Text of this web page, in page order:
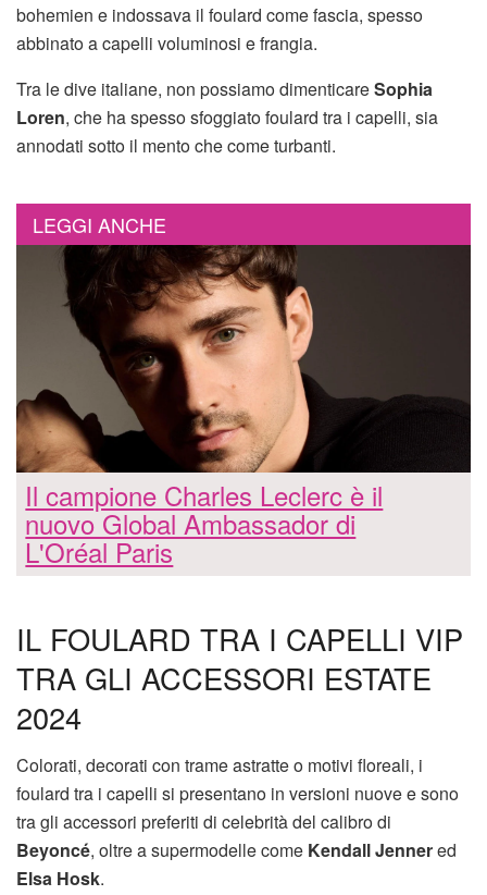
bohemien e indossava il foulard come fascia, spesso
abbinato a capelli voluminosi e frangia.
Tra le dive italiane, non possiamo dimenticareSophia
Loren, che ha spesso sfoggiato foulard tra i capelli, sia
annodati sotto il mento che come turbanti.
LEGGI ANCHE
Il campione Charles Leclerc è il
nuovo Global Ambassador di
L'Oréal Paris
IL FOULARD TRA I CAPELLI VIP
TRA GLI ACCESSORI ESTATE
2024
Colorati, decorati con trame astratte o motivi floreali, i
foulard tra i capelli si presentano in versioni nuove e sono
tra gli accessori preferiti di celebrità del calibro di
Beyoncé, oltre a supermodelle come Kendall Jennered
Elsa Hosk.